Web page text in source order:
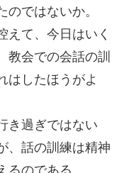
ではないか。
えて、今日はいく
教会での会話の訓
はしたほうがよ
き過ぎではない
、話の訓練は精神
のである。